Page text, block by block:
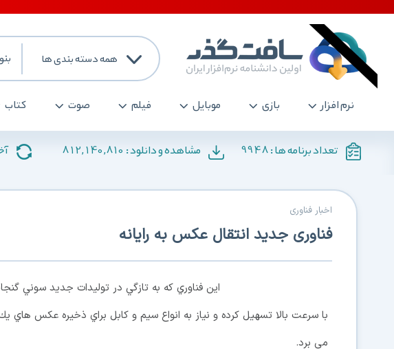
همه دسته بندی ها
نرم افزار بازی موبایل فیلم صوت کتاب
تعداد برنامه ها :9948 مشاهده و دانلود : 812,140,810
اخبار فناوری
فناوری جدید انتقال عکس به رایانه
اين فناوري كه به تازگي در توليدات جديد سوني
با سرعت بالا تسهيل كرده و نياز به انواع سيم و كابل براي ذخيره عكس هاي يك
مي برد.